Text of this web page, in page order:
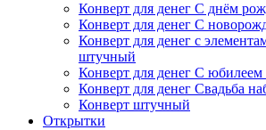
Конверт для денег С днём
Конверт для денег С
Конверт для денег с
штучный
Конверт для денег С юбилеем
Конверт для денег Свадьба
Конверт штучный
Открытки